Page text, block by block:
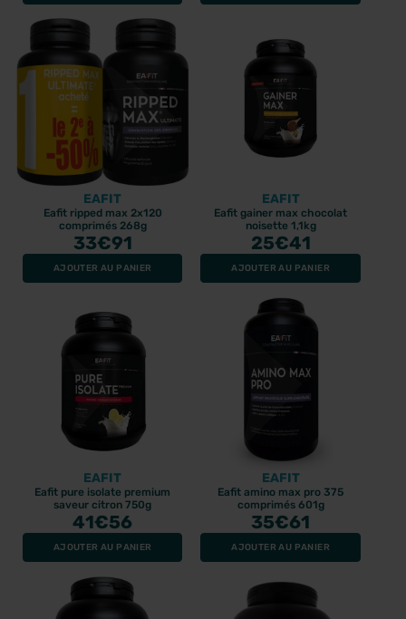
EAFIT
Eafit ripped max 2x120
comprimés 268g
33€91
AJOUTER AU PANIER
EAFIT
Eafit gainer max chocolat
noisette 1,1kg
25€41
AJOUTER AU PANIER
EAFIT
Eafit pure isolate premium
saveur citron 750g
41€56
AJOUTER AU PANIER
EAFIT
Eafit amino max pro 375
comprimés 601g
35€61
AJOUTER AU PANIER